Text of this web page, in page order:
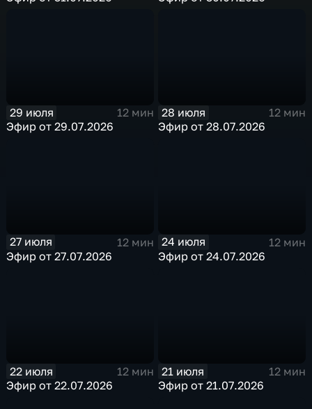
29 июля
12 мин
Эфир от 29.07.2026
28 июля
12 мин
Эфир от 28.07.2026
27 июля
12 мин
Эфир от 27.07.2026
24 июля
12 мин
Эфир от 24.07.2026
22 июля
12 мин
Эфир от 22.07.2026
21 июля
12 мин
Эфир от 21.07.2026